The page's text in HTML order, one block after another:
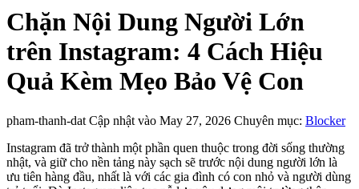
Chặn Nội Dung Người Lớn
trên Instagram: 4 Cách Hiệu
Quả Kèm Mẹo Bảo Vệ Con
pham-thanh-dat Cập nhật vào May 27, 2026 Chuyên mục: Blocker
Instagram đã trở thành một phần quen thuộc trong đời sống thường
nhật, và giữ cho nền tảng này sạch sẽ trước nội dung người lớn là
ưu tiên hàng đầu, nhất là với các gia đình có con nhỏ và người dùng